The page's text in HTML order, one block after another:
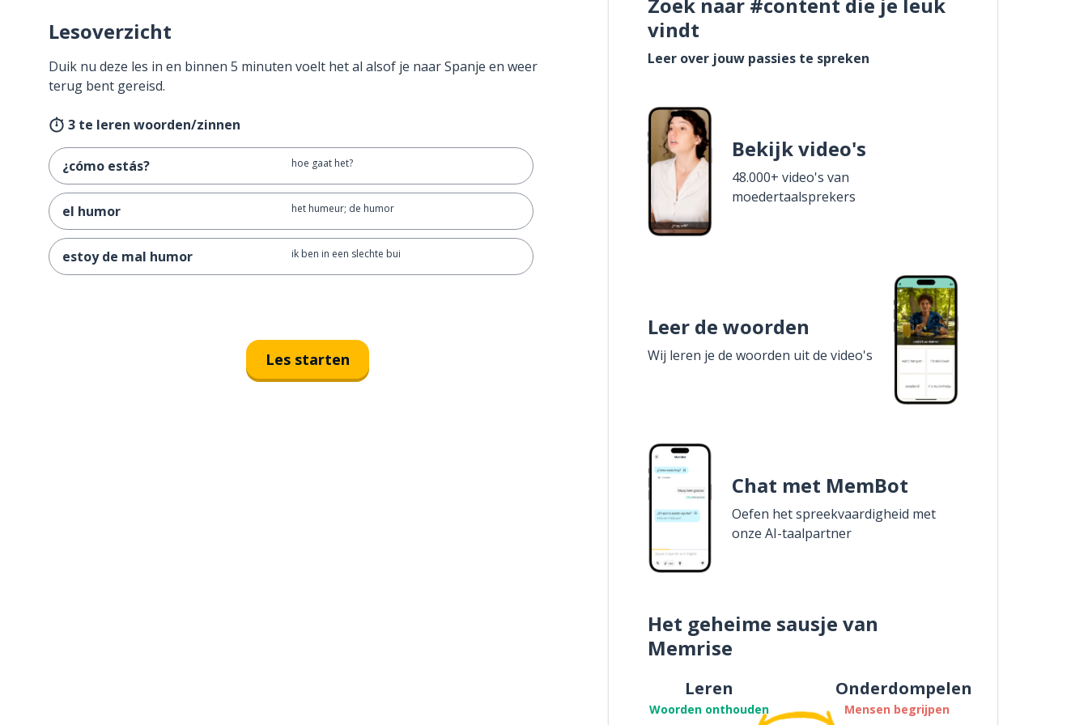
Lesoverzicht
Duik nu deze les in en binnen 5 minuten voelt het al alsof je naar Spanje en weer
terug bent gereisd.
3 te leren woorden/zinnen
¿cómo estás? hoe gaat het?
el humor het humeur; de humor
estoy de mal humor ik ben in een slechte bui
Les starten
vindt
Leer over jouw passies te spreken
Bekijk video's
48.000+ video's van
moedertaalsprekers
Leer de woorden
Wij leren je de woorden uit de video's
Chat met MemBot
Oefen het spreekvaardigheid met
onze AI-taalpartner
Het geheime sausje van
Memrise
Leren
Woorden onthouden
Onderdompelen
Mensen begrijpen